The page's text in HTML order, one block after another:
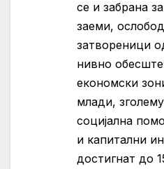
се и забрана
заеми,
затвореници
нивно
економски
млади,
социјална
и капитални
достигнат до